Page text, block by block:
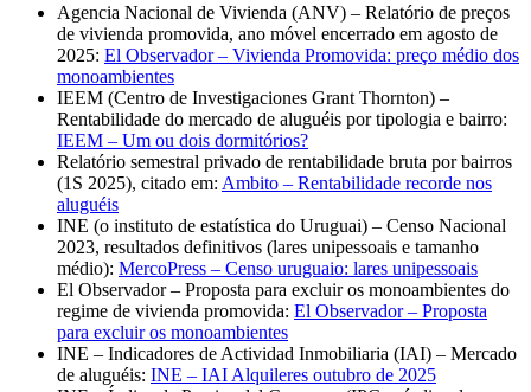
Agencia Nacional de Vivienda (ANV) – Relatório de preços
de vivienda promovida, ano móvel encerrado em agosto de
2025: El Observador – Vivienda Promovida: preço médio dos
monoambientes
IEEM (Centro de Investigaciones Grant Thornton) –
Rentabilidade do mercado de aluguéis por tipologia e bairro:
IEEM – Um ou dois dormitórios?
Relatório semestral privado de rentabilidade bruta por bairros
(1S 2025), citado em: Ambito – Rentabilidade recorde nos
aluguéis
INE (o instituto de estatística do Uruguai) – Censo Nacional
2023, resultados definitivos (lares unipessoais e tamanho
médio): MercoPress – Censo uruguaio: lares unipessoais
El Observador – Proposta para excluir os monoambientes do
regime de vivienda promovida: El Observador – Proposta
para excluir os monoambientes
INE – Indicadores de Actividad Inmobiliaria (IAI) – Mercado
de aluguéis: INE – IAI Alquileres outubro de 2025